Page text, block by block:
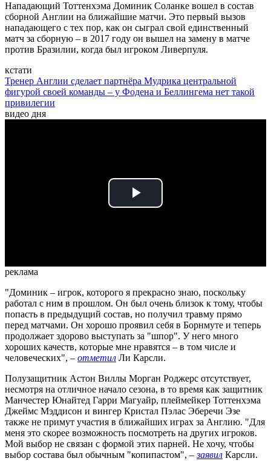
Нападающий Тоттенхэма Доминик Соланке вошел в состав
сборной Англии на ближайшие матчи. Это первый вызов
нападающего с тех пор, как он сыграл свой единственный
матч за сборную – в 2017 году он вышел на замену в матче
против Бразилии, когда был игроком Ливерпуля.
кстати
Тренер Англии сделает партнёра Мудрика центральной
фигурой своей команды – у Фодена и Беллингема нет такой
привилегии
видео дня
Play
реклама
"Доминик – игрок, которого я прекрасно знаю, поскольку
работал с ним в прошлом. Он был очень близок к тому, чтобы
попасть в предыдущий состав, но получил травму прямо
перед матчами. Он хорошо проявил себя в Борнмуте и теперь
продолжает здорово выступать за "шпор". У него много
хороших качеств, которые мне нравятся – в том числе и
человеческих", – отметил Ли Карсли.
Полузащитник Астон Виллы Морган Роджерс отсутствует,
несмотря на отличное начало сезона, в то время как защитник
Манчестер Юнайтед Гарри Магуайр, плеймейкер Тоттенхэма
Джеймс Мэддисон и вингер Кристал Пэлас Эберечи Эзе
также не примут участия в ближайших играх за Англию. "Для
меня это скорее возможность посмотреть на других игроков.
Мой выбор не связан с формой этих парней. Не хочу, чтобы
выбор состава был обычным "копипастом", –заявил Карсли.